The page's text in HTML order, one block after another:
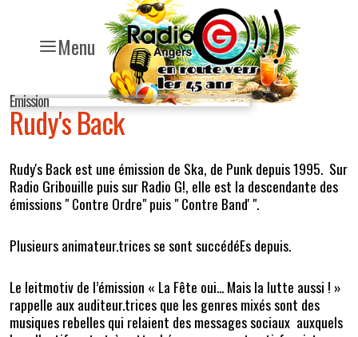
Menu
Emission
Rudy's Back
Rudy's Back est une émission de Ska, de Punk depuis 1995. Sur
Radio Gribouille puis sur Radio G!, elle est la descendante des
émissions " Contre Ordre" puis " Contre Band' ".
Plusieurs animateur.trices se sont succédéEs depuis.
Le leitmotiv de l’émission « La Fête oui... Mais la lutte aussi ! »
rappelle aux auditeur.trices que les genres mixés sont des
musiques rebelles qui relaient des messages sociaux auxquels